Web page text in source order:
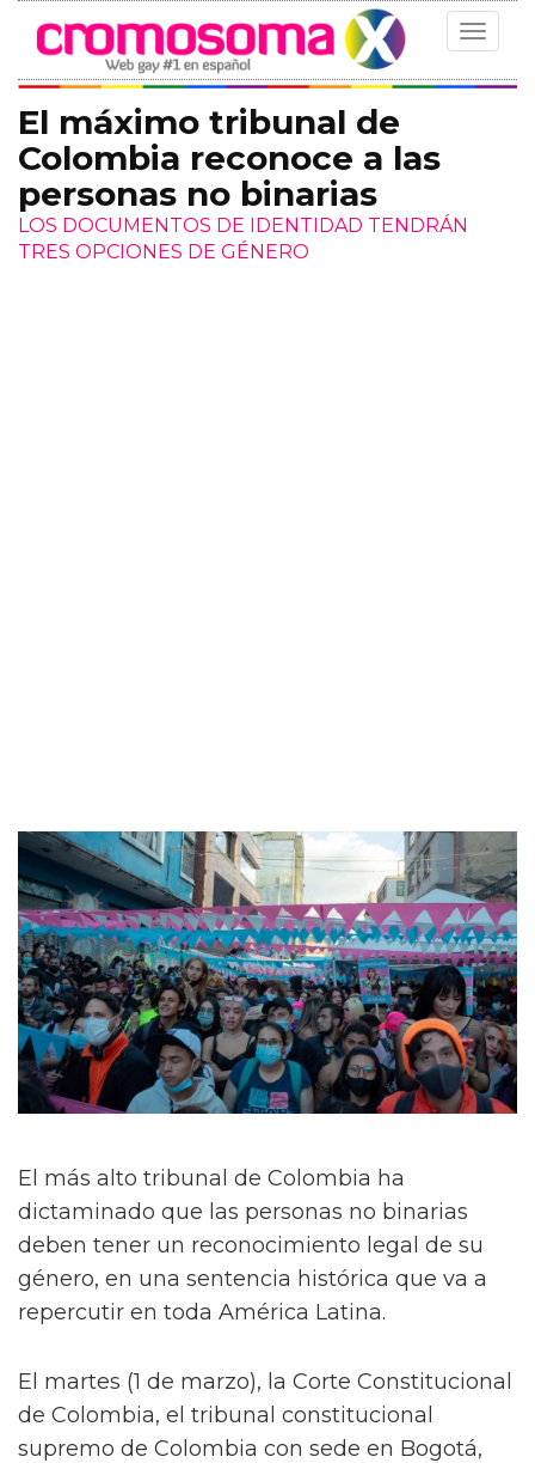
Toggle
El máximo tribunal de
Colombia reconoce a las
personas no binarias
LOS DOCUMENTOS DE IDENTIDAD TENDRÁN
TRES OPCIONES DE GÉNERO
El más alto tribunal de Colombia ha
dictaminado que las personas no binarias
deben tener un reconocimiento legal de su
género, en una sentencia histórica que va a
repercutir en toda América Latina.
El martes (1 de marzo), la Corte Constitucional
de Colombia, el tribunal constitucional
supremo de Colombia con sede en Bogotá,